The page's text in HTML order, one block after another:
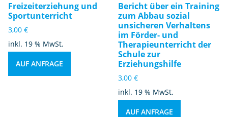
Freizeiterziehung und
Sportunterricht
3,00 €
inkl. 19 % MwSt.
AUF ANFRAGE
Bericht über ein Training
zum Abbau sozial
unsicheren Verhaltens
im Förder- und
Therapieunterricht der
Schule zur
Erziehungshilfe
3,00€
inkl. 19 % MwSt.
AUF ANFRAGE